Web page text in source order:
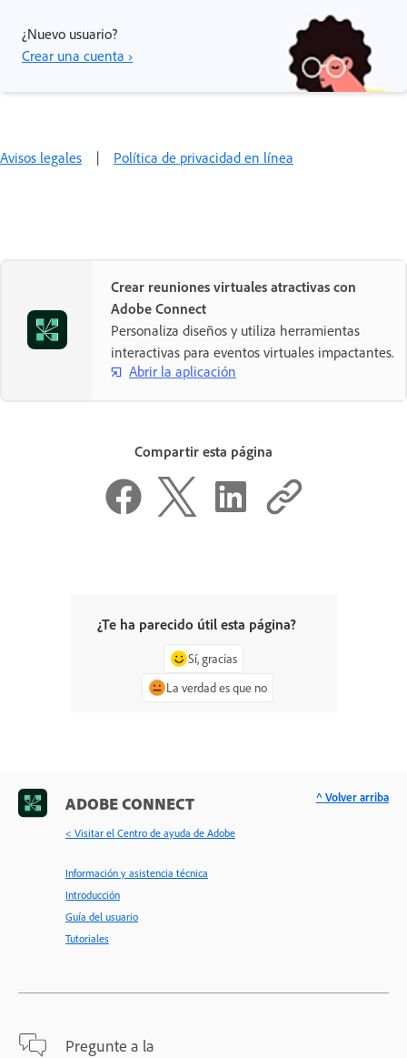
¿Nuevo usuario?
Crear una cuenta ›
Avisos legales | Política de privacidad en línea
Crear reuniones virtuales atractivas con
Adobe Connect
Personaliza diseños y utiliza herramientas
interactivas para eventos virtuales impactantes.
Abrir la aplicación
Compartir esta página
¿Te ha parecido útil esta página?
Sí, gracias
La verdad es que no
ADOBE CONNECT
< Visitar el Centro de ayuda de Adobe
Información y asistencia técnica
Introducción
Guía del usuario
Tutoriales
Pregunte a la
^ Volver arriba